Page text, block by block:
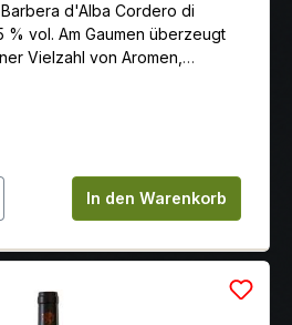
d'Alba Cordero di
Vielzahl von Aromen,
weiche Tannine.
Gib den
In den Warenkorb